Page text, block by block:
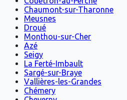
Chaumont-sur-Tharonne
Meusnes
Droué
Monthou-sur-Cher
Azé
Seigy
La Ferté-Imbault
Sargé-sur-Braye
Vallières-les-Grandes
Chémery